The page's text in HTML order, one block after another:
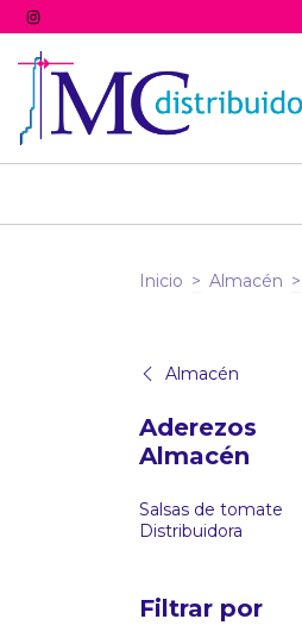
Inicio > Almacén >
Almacén
Aderezos
Almacén
Salsas de tomate
Distribuidora
Filtrar por